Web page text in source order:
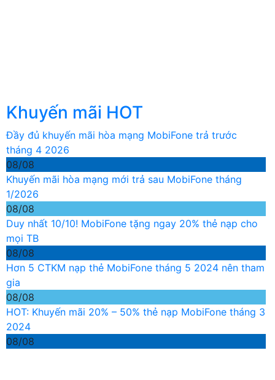
Khuyến mãi HOT
Đầy đủ khuyến mãi hòa mạng MobiFone trả trước
tháng 4 2026
08/08
Khuyến mãi hòa mạng mới trả sau MobiFone tháng
1/2026
08/08
Duy nhất 10/10! MobiFone tặng ngay 20% thẻ nạp cho
mọi TB
08/08
Hơn 5 CTKM nạp thẻ MobiFone tháng 5 2024 nên tham
gia
08/08
HOT: Khuyến mãi 20% – 50% thẻ nạp MobiFone tháng 3
2024
08/08